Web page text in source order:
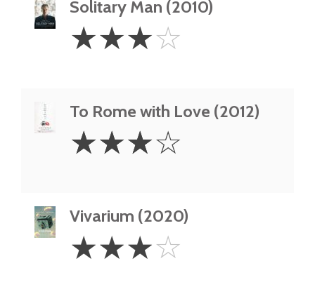
Solitary Man (2010)
Stars
☆☆☆☆
To Rome with Love (2012)
Stars
☆☆☆☆
Vivarium (2020)
Stars
☆☆☆☆